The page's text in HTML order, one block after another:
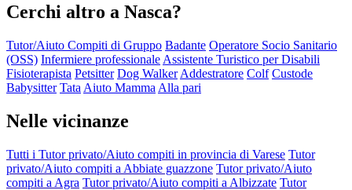
Cerchi altro a Nasca?
Tutor/Aiuto Compiti di Gruppo Badante Operatore Socio Sanitario
(OSS) Infermiere professionale Assistente Turistico per Disabili
Fisioterapista Petsitter Dog Walker Addestratore Colf Custode
Babysitter Tata Aiuto Mamma Alla pari
Nelle vicinanze
Tutti i Tutor privato/Aiuto compiti in provincia di Varese Tutor
privato/Aiuto compiti a Abbiate guazzone Tutor privato/Aiuto
compiti a Agra Tutor privato/Aiuto compiti a Albizzate Tutor